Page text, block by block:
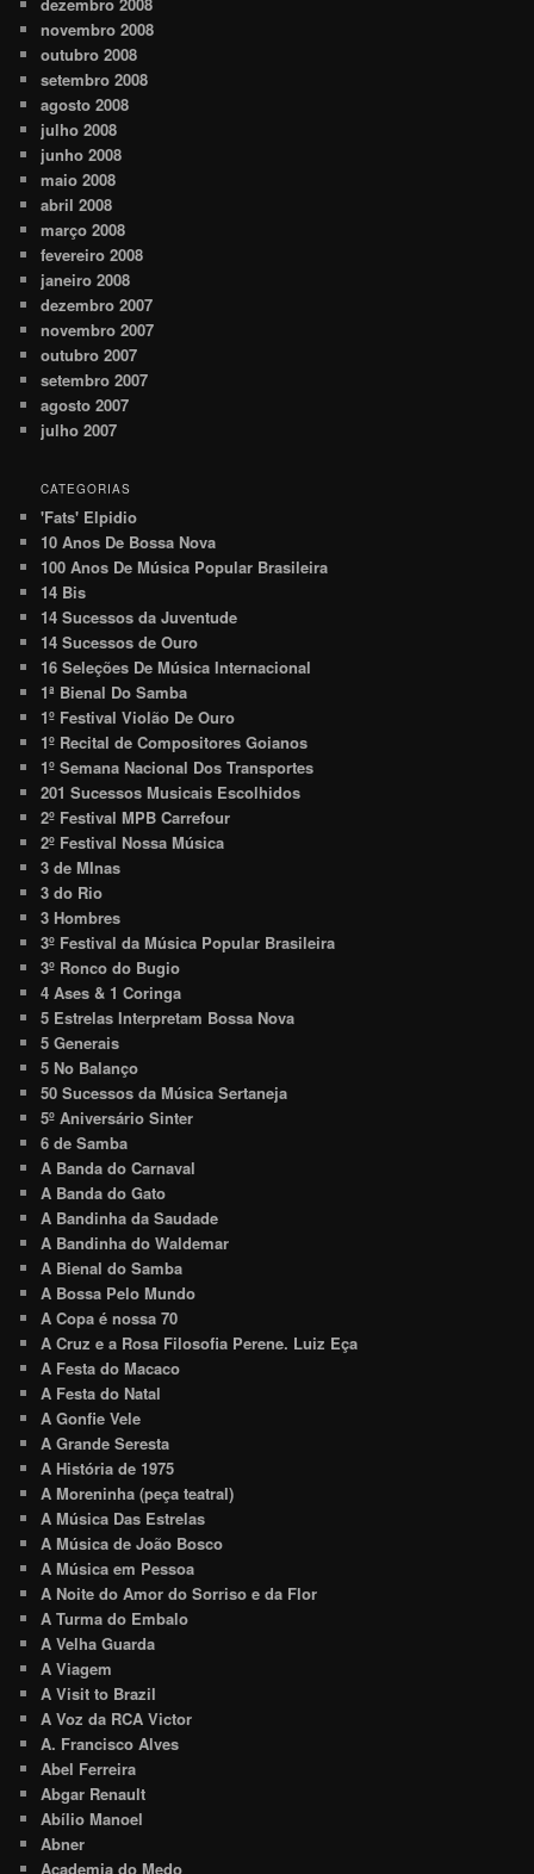
novembro 2008
outubro 2008
setembro 2008
agosto 2008
julho 2008
junho 2008
maio 2008
abril 2008
março 2008
fevereiro 2008
janeiro 2008
dezembro 2007
novembro 2007
outubro 2007
setembro 2007
agosto 2007
julho 2007
CATEGORIAS
'Fats' Elpidio
10 Anos De Bossa Nova
100 Anos De Música Popular Brasileira
14 Bis
14 Sucessos da Juventude
14 Sucessos de Ouro
16 Seleções De Música Internacional
1ª Bienal Do Samba
1º Festival Violão De Ouro
1º Recital de Compositores Goianos
1º Semana Nacional Dos Transportes
201 Sucessos Musicais Escolhidos
2º Festival MPB Carrefour
2º Festival Nossa Música
3 de MInas
3 do Rio
3 Hombres
3º Festival da Música Popular Brasileira
3º Ronco do Bugio
4 Ases & 1 Coringa
5 Estrelas Interpretam Bossa Nova
5 Generais
5 No Balanço
50 Sucessos da Música Sertaneja
5º Aniversário Sinter
6 de Samba
A Banda do Carnaval
A Banda do Gato
A Bandinha da Saudade
A Bandinha do Waldemar
A Bienal do Samba
A Bossa Pelo Mundo
A Copa é nossa 70
A Cruz e a Rosa Filosofia Perene. Luiz Eça
A Festa do Macaco
A Festa do Natal
A Gonfie Vele
A Grande Seresta
A História de 1975
A Moreninha (peça teatral)
A Música Das Estrelas
A Música de João Bosco
A Música em Pessoa
A Noite do Amor do Sorriso e da Flor
A Turma do Embalo
A Velha Guarda
A Viagem
A Visit to Brazil
A Voz da RCA Victor
A. Francisco Alves
Abel Ferreira
Abgar Renault
Abílio Manoel
Abner
Academia do Medo